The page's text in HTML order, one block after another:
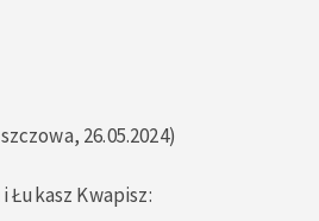
26.05.2024)
Łukasz Kwapisz: